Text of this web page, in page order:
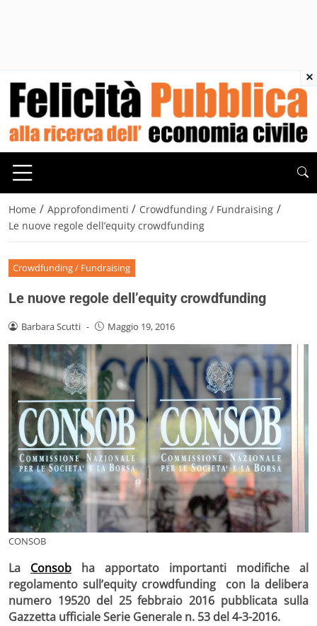
Home / Approfondimenti / Crowdfunding / Fundraising /
Le nuove regole dell’equity crowdfunding
Crowdfunding / Fundraising
Le nuove regole dell’equity crowdfunding
Barbara Scutti - Maggio 19, 2016
CONSOB
La Consob ha apportato importanti modifiche al
regolamento sull’equity crowdfunding
con la delibera
numero 19520 del 25 febbraio 2016 pubblicata sulla
Gazzetta ufficiale Serie Generale n. 53 del 4-3-2016.
×